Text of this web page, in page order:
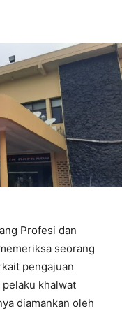
Profesi dan
seorang
pengajuan
khalwat
diamankan oleh